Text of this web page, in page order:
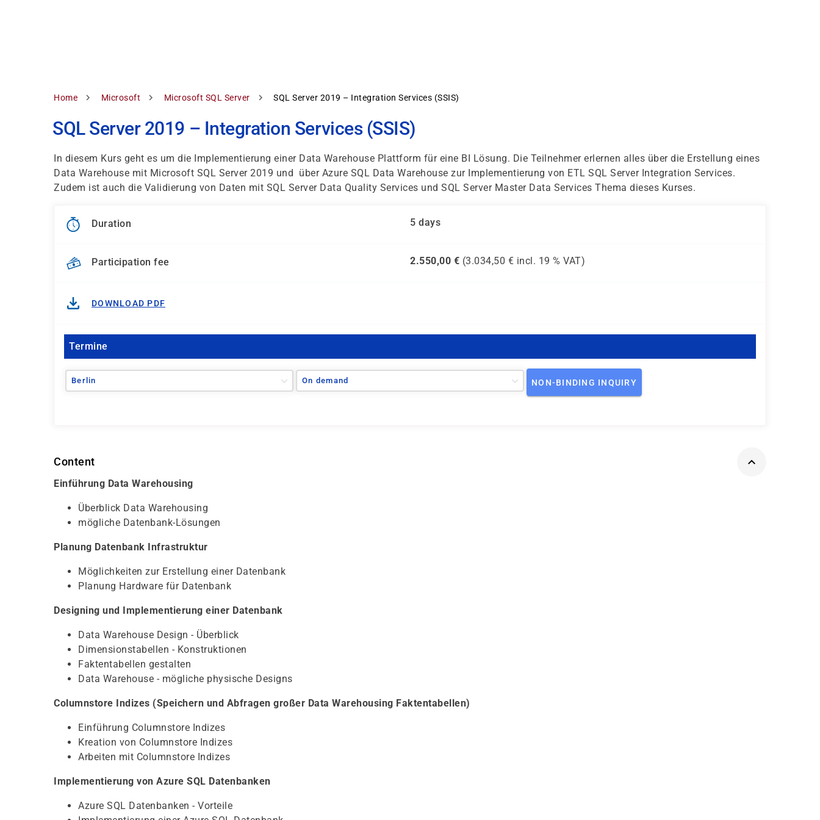
Breadcrumb
Home Microsoft Microsoft SQL Server SQL Server 2019 – Integration Services (SSIS)
SQL Server 2019 – Integration Services (SSIS)
In diesem Kurs geht es um die Implementierung einer Data Warehouse Plattform für eine BI Lösung. Die Teilnehmer erlernen alles über die Erstellung eines
Data Warehouse mit Microsoft SQL Server 2019 und über Azure SQL Data Warehouse zur Implementierung von ETL SQL Server Integration Services.
Zudem ist auch die Validierung von Daten mit SQL Server Data Quality Services und SQL Server Master Data Services Thema dieses Kurses.
Duration 5 days
Participation fee 2.550,00 € (3.034,50 € incl. 19 % VAT)
DOWNLOAD PDF
Termine
Berlin On demand NON-BINDING INQUIRY
Content
Einführung Data Warehousing
Überblick Data Warehousing
mögliche Datenbank-Lösungen
Planung Datenbank Infrastruktur
Möglichkeiten zur Erstellung einer Datenbank
Planung Hardware für Datenbank
Designing und Implementierung einer Datenbank
Data Warehouse Design - Überblick
Dimensionstabellen - Konstruktionen
Faktentabellen gestalten
Data Warehouse - mögliche physische Designs
Columnstore Indizes (Speichern und Abfragen großer Data Warehousing Faktentabellen)
Einführung Columnstore Indizes
Kreation von Columnstore Indizes
Arbeiten mit Columnstore Indizes
Implementierung von Azure SQL Datenbanken
Azure SQL Datenbanken - Vorteile